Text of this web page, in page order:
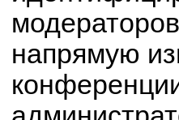
напрямую